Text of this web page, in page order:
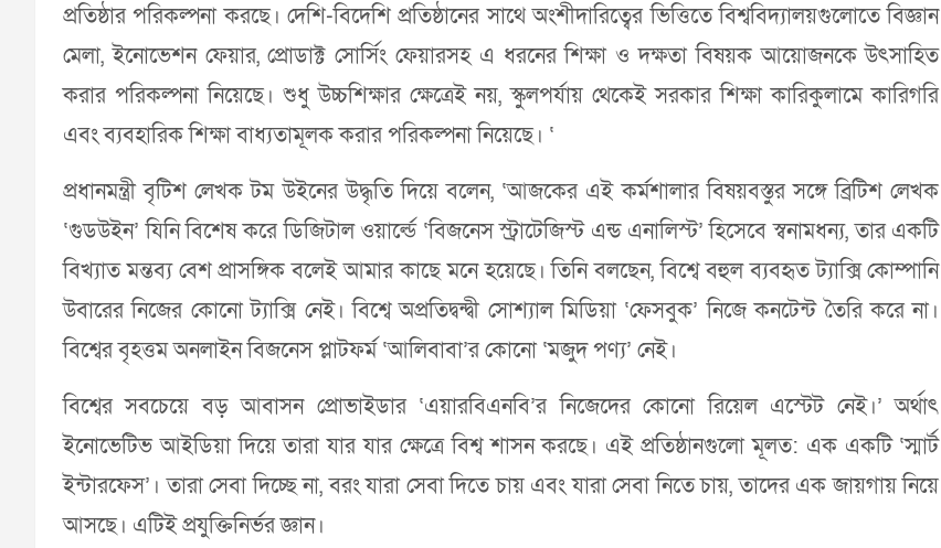
প্রতিষ্ঠার পরিকল্পনা করছে। দেশি-বিদেশি প্রতিষ্ঠানের সাথে অংশীদারিত্বের ভিত্তিতে বিশ্ববিদ্যালয়গুলোতে বিজ্ঞান
মেলা, ইনোভেশন ফেয়ার, প্রোডাক্ট সোর্সিং ফেয়ারসহ এ ধরনের শিক্ষা ও দক্ষতা বিষয়ক আয়োজনকে উৎসাহিত
করার পরিকল্পনা নিয়েছে। শুধু উচ্চশিক্ষার ক্ষেত্রেই নয়, স্কুলপর্যায় থেকেই সরকার শিক্ষা কারিকুলামে কারিগরি
এবং ব্যবহারিক শিক্ষা বাধ্যতামূলক করার পরিকল্পনা নিয়েছে। ‘
প্রধানমন্ত্রী বৃটিশ লেখক টম উইনের উদ্ধৃতি দিয়ে বলেন, ‘আজকের এই কর্মশালার বিষয়বস্তুর সঙ্গে ব্রিটিশ লেখক
‘গুডউইন’ যিনি বিশেষ করে ডিজিটাল ওয়ার্ল্ডে ‘বিজনেস স্ট্রাটেজিস্ট এন্ড এনালিস্ট’ হিসেবে স্বনামধন্য, তার একটি
বিখ্যাত মন্তব্য বেশ প্রাসঙ্গিক বলেই আমার কাছে মনে হয়েছে। তিনি বলছেন, বিশ্বে বহুল ব্যবহৃত ট্যাক্সি কোম্পানি
উবারের নিজের কোনো ট্যাক্সি নেই। বিশ্বে অপ্রতিদ্বন্দ্বী সোশ্যাল মিডিয়া ‘ফেসবুক’ নিজে কনটেন্ট তৈরি করে না।
বিশ্বের বৃহত্তম অনলাইন বিজনেস প্লাটফর্ম ‘আলিবাবা’র কোনো ‘মজুদ পণ্য’ নেই।
বিশ্বের সবচেয়ে বড় আবাসন প্রোভাইডার ‘এয়ারবিএনবি’র নিজেদের কোনো রিয়েল এস্টেট নেই।’ অর্থাৎ
ইনোভেটিভ আইডিয়া দিয়ে তারা যার যার ক্ষেত্রে বিশ্ব শাসন করছে। এই প্রতিষ্ঠানগুলো মূলত: এক একটি ‘স্মার্ট
ইন্টারফেস’। তারা সেবা দিচ্ছে না, বরং যারা সেবা দিতে চায় এবং যারা সেবা নিতে চায়, তাদের এক জায়গায় নিয়ে
আসছে। এটিই প্রযুক্তিনির্ভর জ্ঞান।